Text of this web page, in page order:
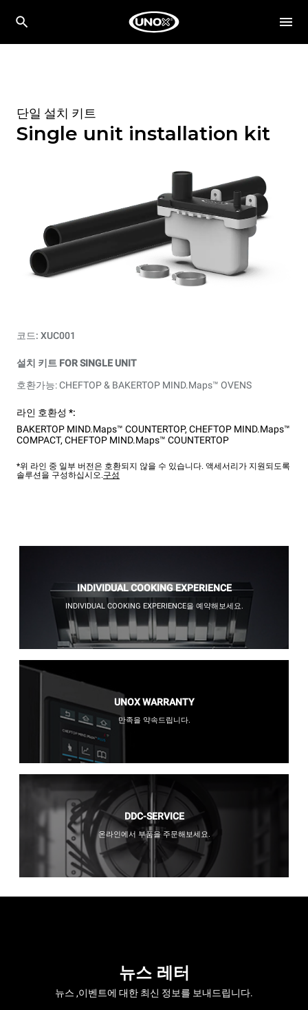
단일 설치 키트
Single unit installation kit
코드: XUC001
설치 키트 FOR SINGLE UNIT
호환가능: CHEFTOP & BAKERTOP MIND.Maps™ OVENS
라인 호환성 *:
BAKERTOP MIND.Maps™ COUNTERTOP, CHEFTOP MIND.Maps™
COMPACT, CHEFTOP MIND.Maps™ COUNTERTOP
*위 라인 중 일부 버전은 호환되지 않을 수 있습니다. 액세서리가 지원되도록
솔루션을 구성하십시오.구성
INDIVIDUAL COOKING EXPERIENCE
INDIVIDUAL COOKING EXPERIENCE을 예약해보세요.
UNOX WARRANTY
만족을 약속드립니다.
DDC-SERVICE
온라인에서 부품을 주문해보세요.
뉴스 레터
뉴스 ,이벤트에 대한 최신 정보를 보내드립니다.